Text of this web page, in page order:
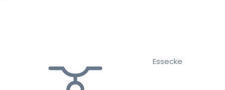
Essecke